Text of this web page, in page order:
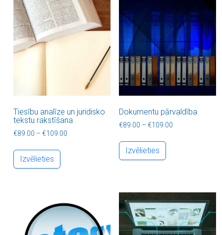
Tiesību analīze un juridisko
tekstu rakstīšana
€89.00 – €109.00
Izvēlieties
This product has multiple variants. The
Dokumentu pārvaldība
€89.00 – €109.00Price range:
Izvēlieties